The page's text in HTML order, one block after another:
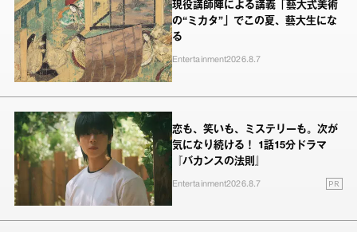
現役講師陣による講義「藝大式美術
の“ミカタ”」でこの夏、藝大生にな
る
Entertainment2026.8.7
恋も、笑いも、ミステリーも。次が
気になり続ける！ 1話15分ドラマ
『バカンスの法則』
Entertainment2026.8.7 PR